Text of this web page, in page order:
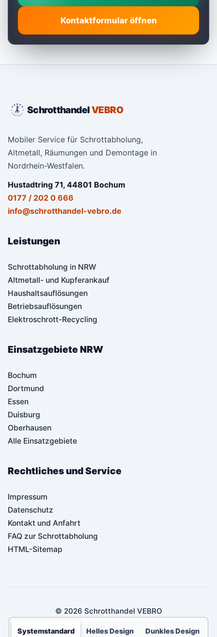
Kontaktformular öffnen
SchrotthandelVEBRO
Mobiler Service für Schrottabholung,
Altmetall, Räumungen und Demontage in
Nordrhein-Westfalen.
Hustadtring 71, 44801 Bochum
0177 / 202 0 666
info@schrotthandel-vebro.de
Leistungen
Schrottabholung in NRW
Altmetall- und Kupferankauf
Haushaltsauflösungen
Betriebsauflösungen
Elektroschrott-Recycling
Einsatzgebiete NRW
Bochum
Dortmund
Essen
Duisburg
Oberhausen
Alle Einsatzgebiete
Rechtliches und Service
Impressum
Datenschutz
Kontakt und Anfahrt
FAQ zur Schrottabholung
HTML-Sitemap
© 2026 Schrotthandel VEBRO
Systemstandard Helles Design Dunkles Design